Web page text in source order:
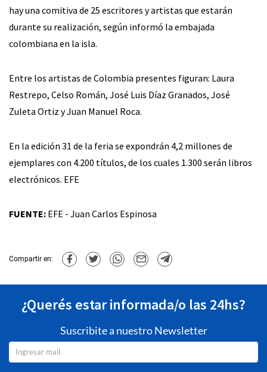
hay una comitiva de 25 escritores y artistas que estarán
durante su realización, según informó la embajada
colombiana en la isla.
Entre los artistas de Colombia presentes figuran: Laura
Restrepo, Celso Román, José Luis Díaz Granados, José
Zuleta Ortiz y Juan Manuel Roca.
En la edición 31 de la feria se expondrán 4,2 millones de
ejemplares con 4.200 títulos, de los cuales 1.300 serán libros
electrónicos. EFE
FUENTE: EFE - Juan Carlos Espinosa
Compartir en:
¿Querés estar informada/o las 24hs?
Suscribite a nuestro Newsletter